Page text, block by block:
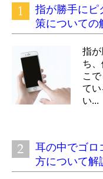
指が勝手にピ
策についての
指が
ち
こ
てい
い...
耳の中でゴロ
方について解